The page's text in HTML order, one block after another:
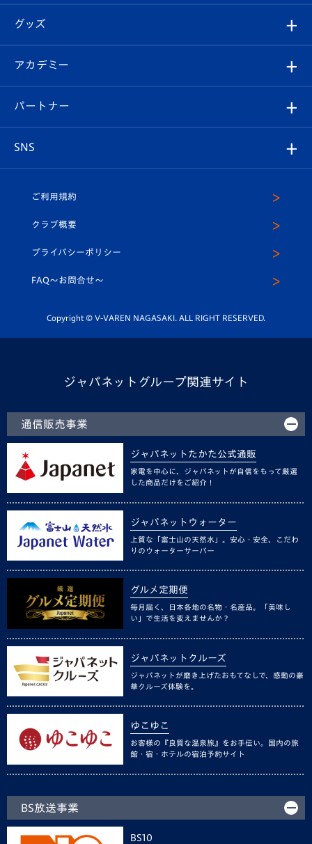
チケット
イベント
メディア
ホームタウン
スタッフプロフィール
マスコット紹介
平和祈念活動
ホームタウン活動
はじめての観戦ガイド
Revive Team
ヴィヴィくんの長崎おもてなしガイド
フォトギャラリー
スタジアムグルメ
チケット
V-LOVERS（ファンクラブ）
プレイヤーズスイート
グッズ
オンラインショップ
店舗情報
アカデミー
育成からのお知らせ
U-18
スクール
パートナー
SNS
ヴィヴィくんインスタグラム
公式LINE＠
ご利用規約
クラブ概要
プライバシーポリシー
FAQ〜お問合せ〜
Copyright © V-VAREN NAGASAKI. ALL RIGHT RESERVED.
ジャパネットグループ関連サイト
通信販売事業
ジャパネットたかた公式通販
家電を中心に、ジャパネットが自信をもって厳選
した商品だけをご紹介！
ジャパネットウォーター
上質な「富士山の天然水」。安心・安全、こだわ
りのウォーターサーバー
グルメ定期便
毎月届く、日本各地の名物・名産品。「美味し
い」で生活を変えませんか？
ジャパネットクルーズ
ジャパネットが磨き上げたおもてなしで、感動の豪
華クルーズ体験を。
ゆこゆこ
お客様の『良質な温泉旅』をお手伝い。国内の旅
館・宿・ホテルの宿泊予約サイト
BS放送事業
BS10